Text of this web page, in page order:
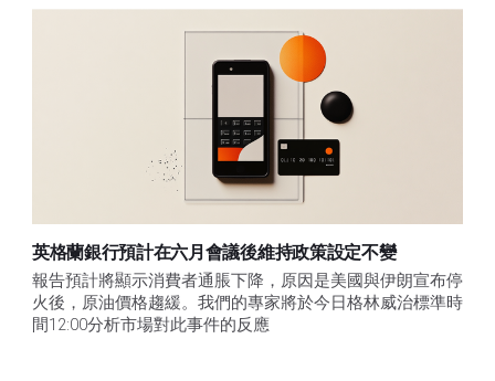
英格蘭銀行預計在六月會議後維持政策設定不變
報告預計將顯示消費者通脹下降，原因是美國與伊朗宣布停
火後，原油價格趨緩。我們的專家將於今日格林威治標準時
間12:00分析市場對此事件的反應